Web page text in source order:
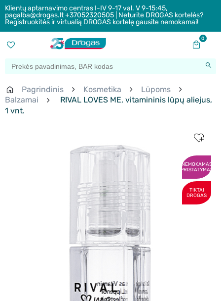
Klientų aptarnavimo centras I-IV 9-17 val. V 9-15:45,
pagalba@drogas.lt +37052320505 | Neturite DROGAS kortelės?
Registruokitės ir virtualią DROGAS kortelę gausite nemokamai!
0
Pagrindinis Kosmetika
Lūpoms
Balzamai
RIVAL LOVES ME, vitamininis lūpų aliejus,
1 vnt.
NEMOKAMAS
PRISTATYMAS
TIKTAI
DROGAS